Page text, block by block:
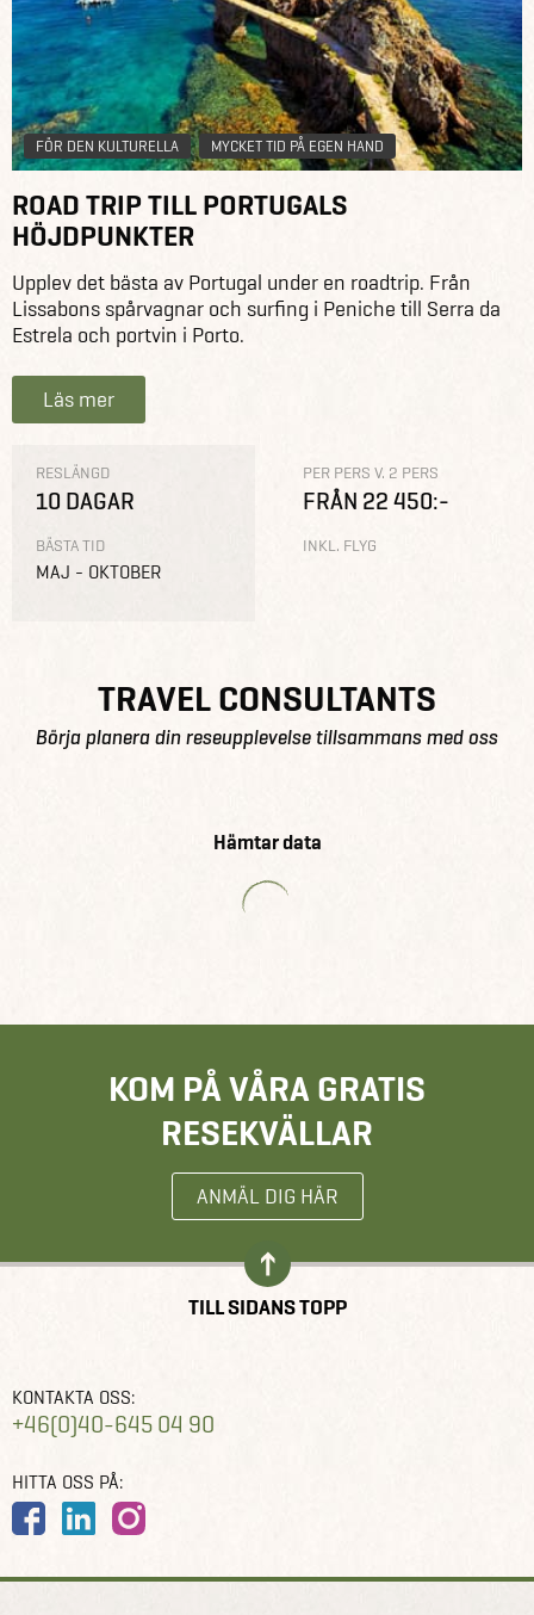
FÖR DEN KULTURELLA MYCKET TID PÅ EGEN HAND
ROAD TRIP TILL PORTUGALS
HÖJDPUNKTER
Upplev det bästa av Portugal under en roadtrip. Från
Lissabons spårvagnar och surfing i Peniche till Serra da
Estrela och portvin i Porto.
Läs mer
RESLÄNGD
10 DAGAR
BÄSTA TID
MAJ - OKTOBER
PER PERS V. 2 PERS
FRÅN 22 450:-
INKL. FLYG
TRAVEL CONSULTANTS
Börja planera din reseupplevelse tillsammans med oss
Hämtar data
KOM PÅ VÅRA GRATIS
RESEKVÄLLAR
ANMÄL DIG HÄR
TILL SIDANS TOPP
KONTAKTA OSS:
+46(0)40-645 04 90
HITTA OSS PÅ: